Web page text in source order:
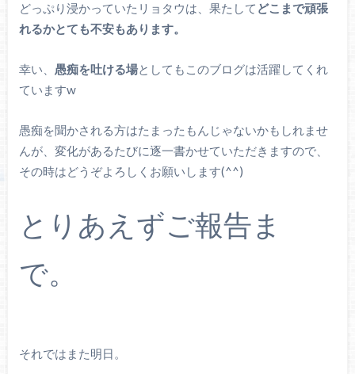
どっぷり浸かっていたリョタウは、果たして どこまで頑張
れるかとても不安もあります。
幸い、 愚痴を吐ける場としてもこのブログは活躍してくれ
ていますw
愚痴を聞かされる方はたまったもんじゃないかもしれませ
んが、変化があるたびに逐一書かせていただきますので、
その時はどうぞよろしくお願いします(^^)
とりあえずご報告ま
で。
それではまた明日。